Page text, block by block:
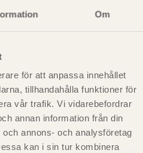
Om
för att anpassa innehållet
tillhandahålla funktioner för
vår trafik. Vi vidarebefordrar
annan information från din
annons- och analysföretag
kan i sin tur kombinera
är svensk
produktkatalog för att
deras unika